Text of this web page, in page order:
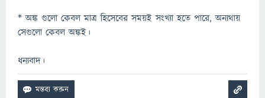
* অঙ্ক গুলো কেবল মাত্র হিসেবের সময়ই সংখ্যা হতে পারে, অন্যথায়
সেগুলো কেবল অঙ্কই।
ধন্যবাদ।